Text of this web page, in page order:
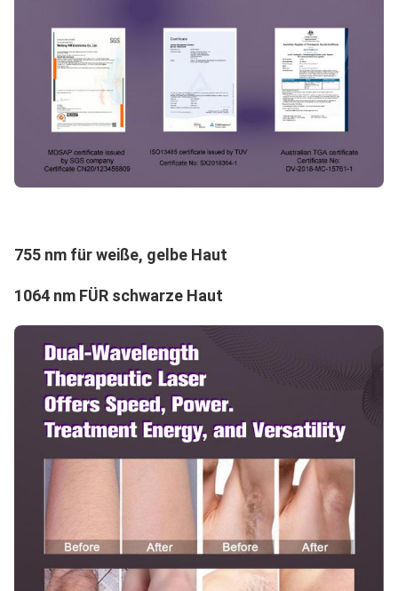
755 nm für weiße, gelbe Haut
1064 nm FÜR schwarze Haut